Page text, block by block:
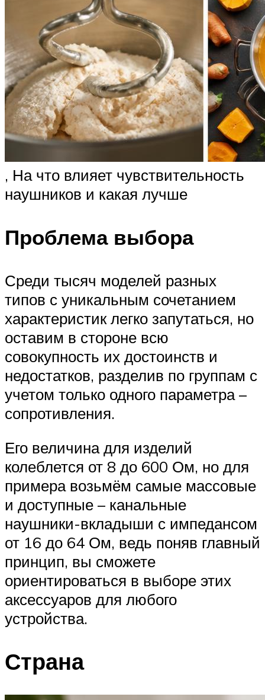
, На что влияет чувствительность
наушников и какая лучше
Проблема выбора
Среди тысяч моделей разных
типов с уникальным сочетанием
характеристик легко запутаться, но
оставим в стороне всю
совокупность их достоинств и
недостатков, разделив по группам с
учетом только одного параметра –
сопротивления.
Его величина для изделий
колеблется от 8 до 600 Ом, но для
примера возьмём самые массовые
и доступные – канальные
наушники-вкладыши с импедансом
от 16 до 64 Ом, ведь поняв главный
принцип, вы сможете
ориентироваться в выборе этих
аксессуаров для любого
устройства.
Страна